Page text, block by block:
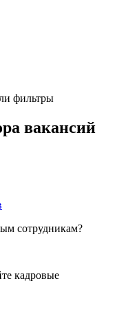
фильтры
вакансий
сотрудникам?
кадровые